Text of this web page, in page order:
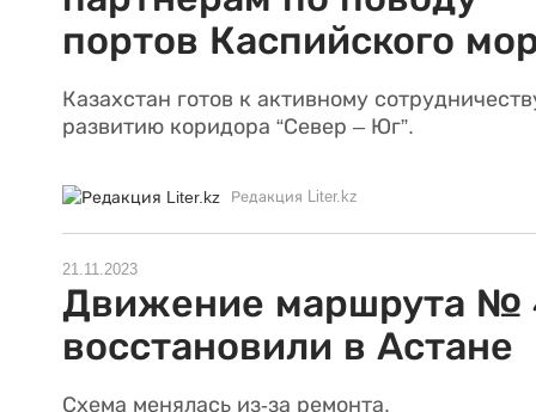
портов Каспийского
Казахстан готов к активному
развитию коридора “Север – Юг”.
Редакция Liter.kz
21.11.2023
Движение маршрута №
восстановили в Астане
Схема менялась из-за ремонта.